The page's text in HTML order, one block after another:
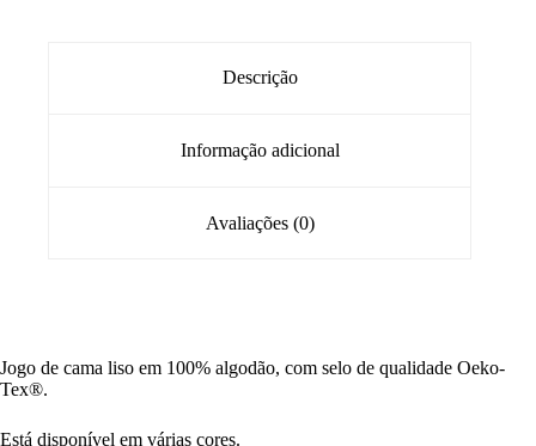
Descrição
Informação adicional
Avaliações (0)
Jogo de cama liso em 100% algodão, com selo de qualidade Oeko-
Tex®.
Está disponível em várias cores.